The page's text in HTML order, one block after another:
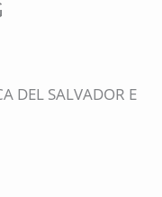
DEL SALVADOR E